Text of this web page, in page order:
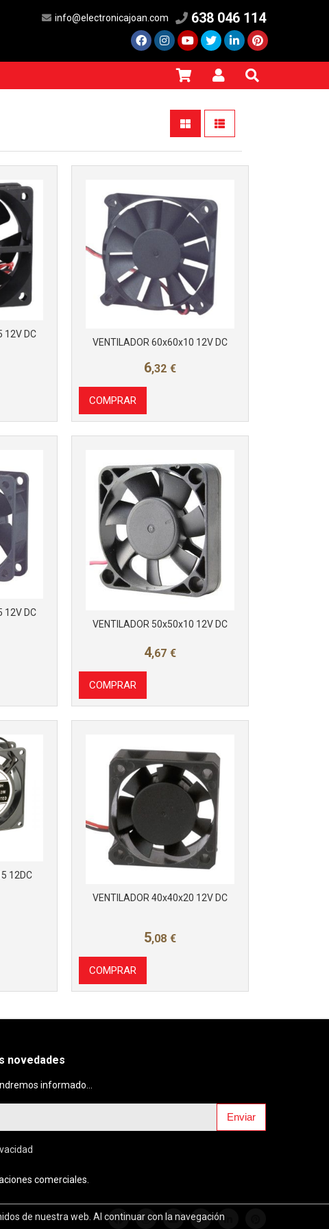
info@electronicajoan.com 638 046 114
12V DC
VENTILADOR 60x60x10 12V DC
6,32 €
COMPRAR
12V DC
VENTILADOR 50x50x10 12V DC
4,67 €
COMPRAR
12DC
VENTILADOR 40x40x20 12V DC
5,08 €
COMPRAR
novedades
informado...
Enviar
comerciales.
de nuestra web. Al continuar con la navegación